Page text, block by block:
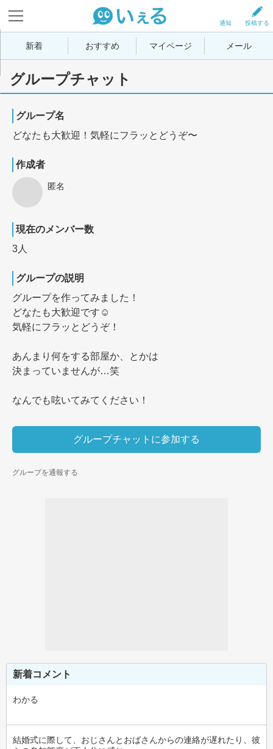
投稿する
通知
新着 おすすめ マイページ メール
グループチャット
グループ名
どなたも大歓迎！気軽にフラッとどうぞ〜
作成者
匿名
現在のメンバー数
3人
グループの説明
グループを作ってみました！
どなたも大歓迎です☺️
気軽にフラッとどうぞ！
あんまり何をする部屋か、とかは
決まっていませんが…笑
グループチャットに参加する
グループを通報する
新着コメント
わかる
結婚式に際して、おじさんとおばさんからの連絡が遅れたり、彼